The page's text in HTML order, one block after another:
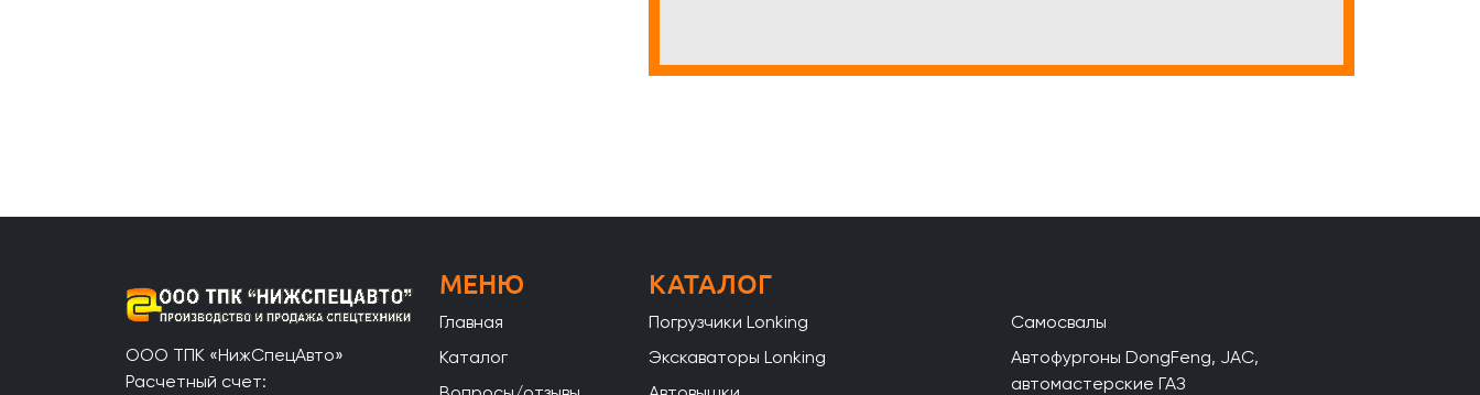
ООО ТПК «НижСпецАвто»
Расчетный счет:
МЕНЮ
Главная
Каталог
КАТАЛОГ
Погрузчики Lonking
Экскаваторы Lonking
Самосвалы
Автофургоны DongFeng, JAC,
автомастерские ГАЗ